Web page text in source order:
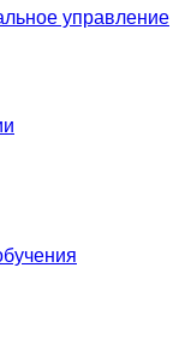
управление